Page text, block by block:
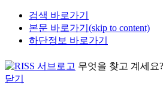
검색 바로가기
본문 바로가기(skip to content)
하단정보 바로가기
무엇을 찾고 계세요?
닫기